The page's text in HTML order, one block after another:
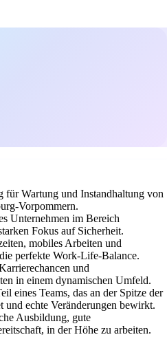
für Wartung und Instandhaltung von
Vorpommern.
Unternehmen im Bereich
Fokus auf Sicherheit.
mobiles Arbeiten und
perfekte Work-Life-Balance.
und
in einem dynamischen Umfeld.
eines Teams, das an der Spitze der
und echte Veränderungen bewirkt.
Ausbildung, gute
in der Höhe zu arbeiten.